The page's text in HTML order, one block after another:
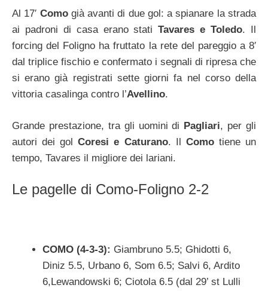
Al 17′ Comogià avanti di due gol: a spianare la strada
ai padroni di casa erano statiTavares e Toledo. Il
forcing del Foligno ha fruttato la rete del pareggio a 8′
dal triplice fischio e confermato i segnali di ripresa che
si erano già registrati sette giorni fa nel corso della
vittoria casalinga contro l’Avellino.
Grande prestazione, tra gli uomini di Pagliari, per gli
autori dei golCoresi e Caturano. Il Comotiene un
tempo, Tavares il migliore dei lariani.
Le pagelle di Como-Foligno 2-2
COMO (4-3-3): Giambruno 5.5; Ghidotti 6,
Diniz 5.5, Urbano 6, Som 6.5; Salvi 6, Ardito
6,Lewandowski 6; Ciotola 6.5 (dal 29’ st Lulli